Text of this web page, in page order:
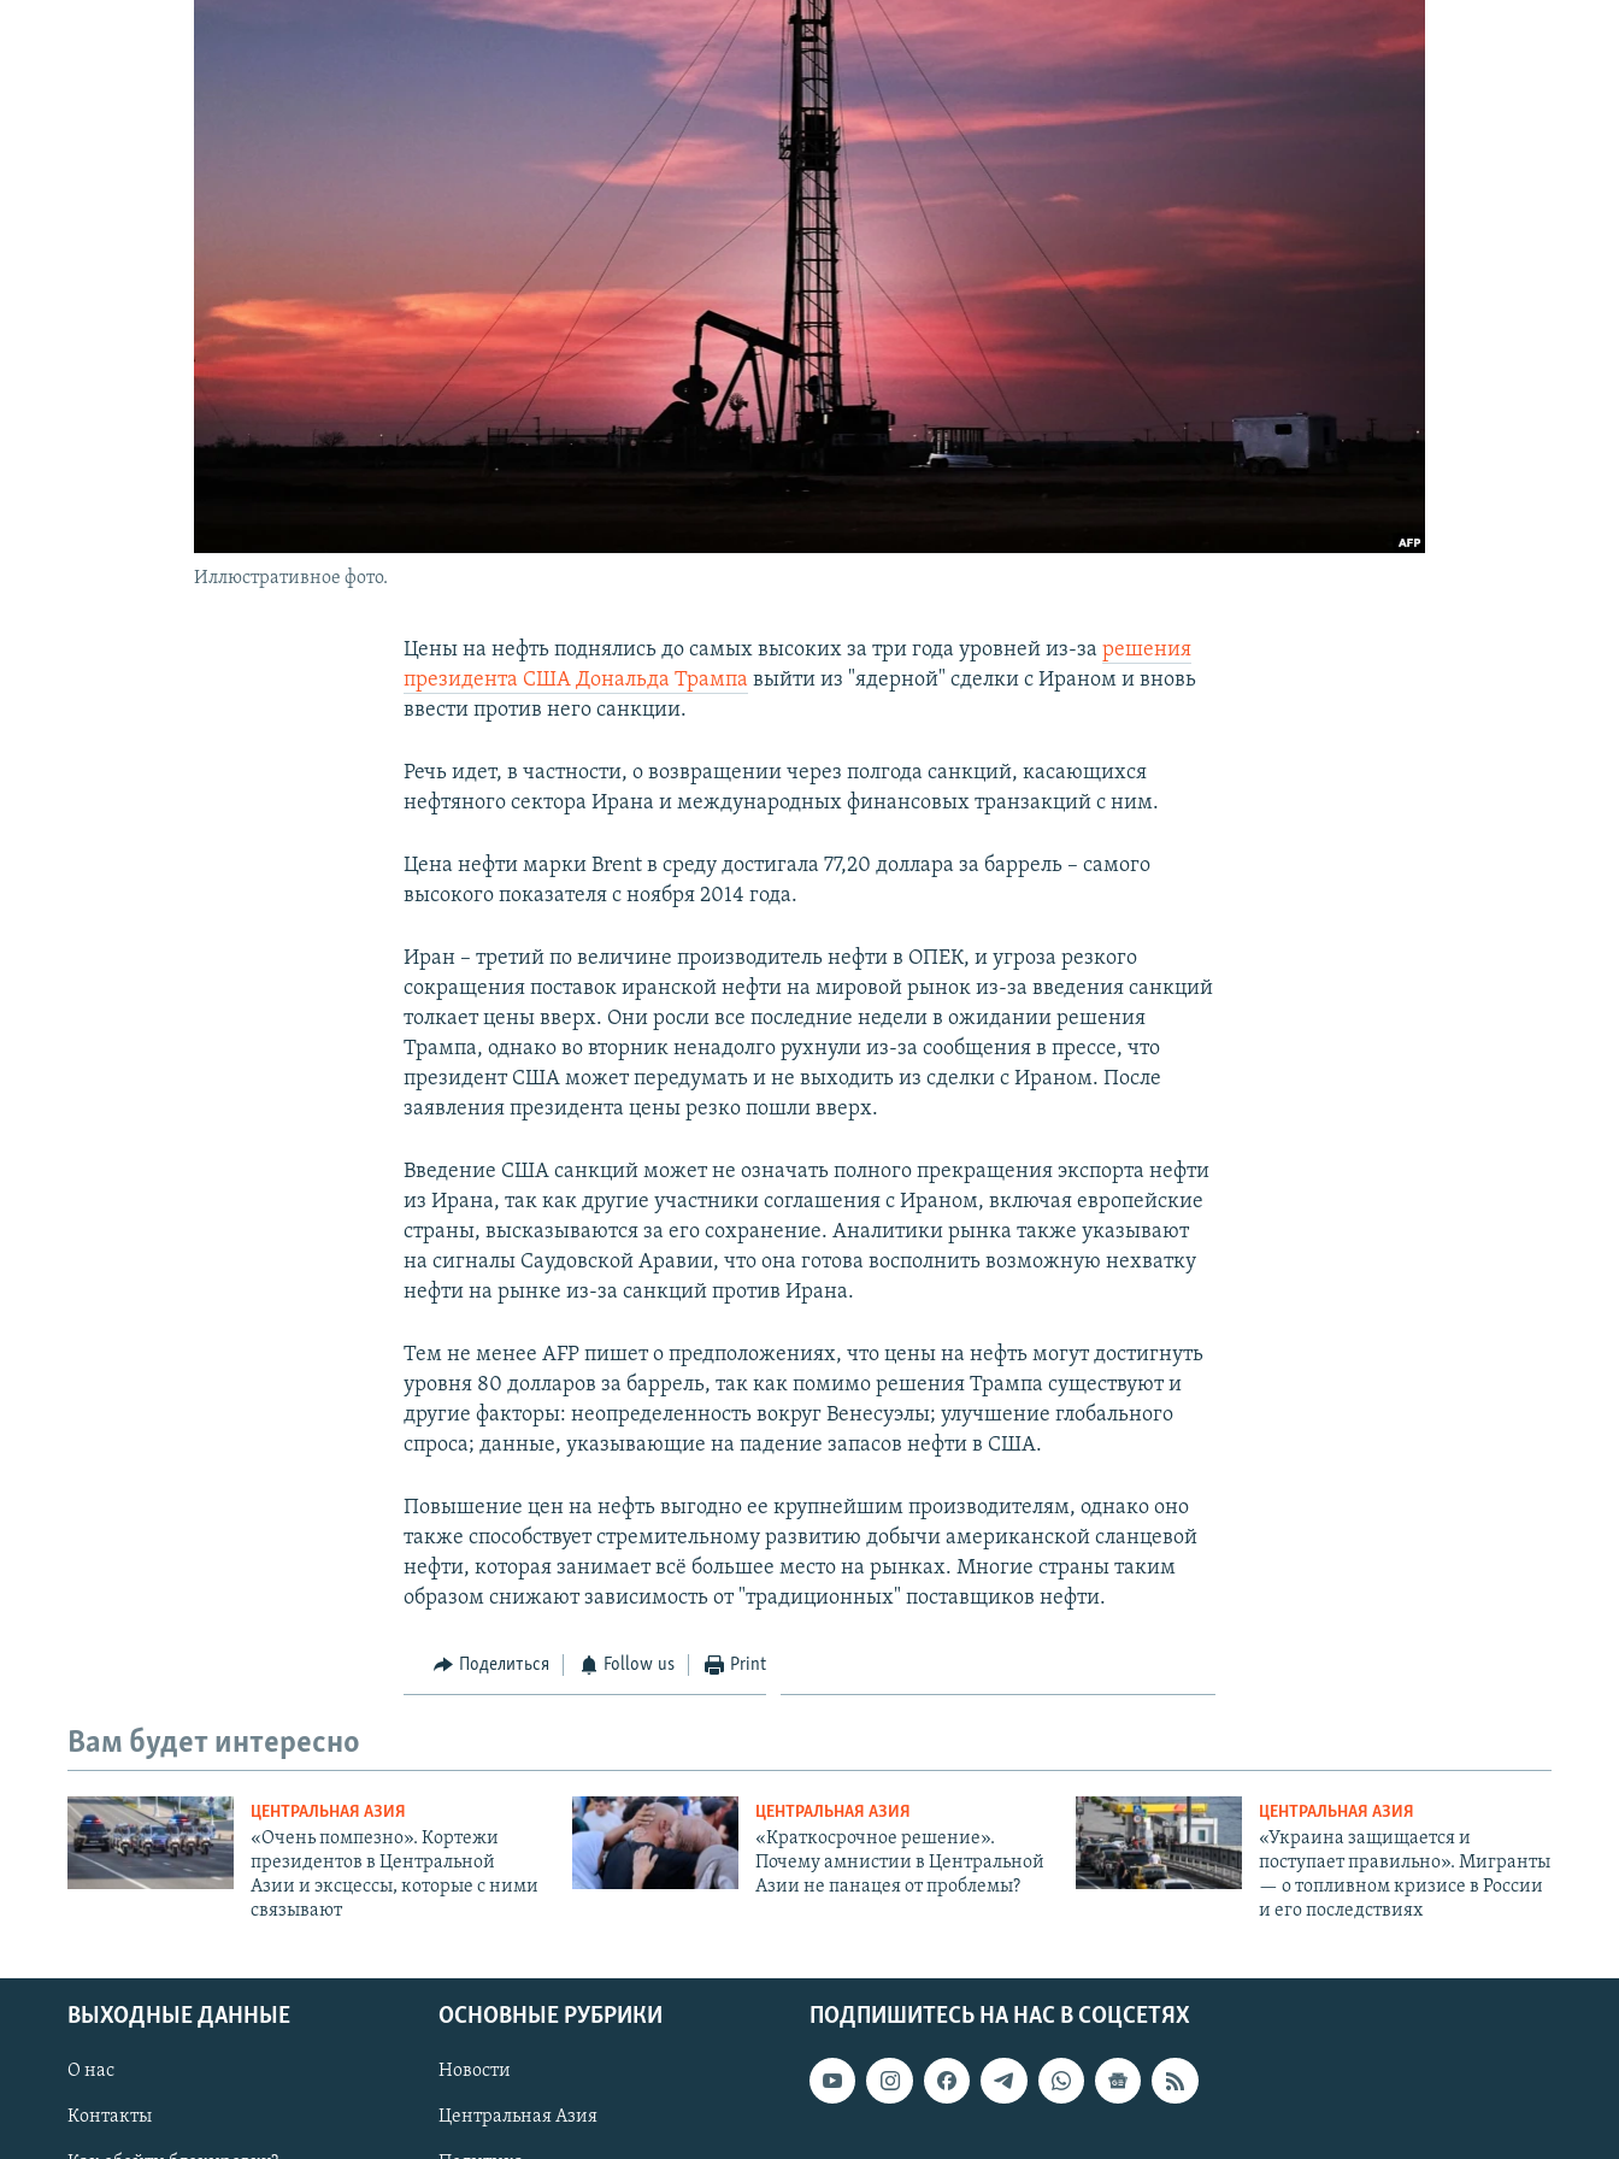
Иллюстративное фото.
Цены на нефть поднялись до самых высоких за три года уровней из-зарешения
президента США Дональда Трампа выйти из "ядерной" сделки с Ираном и вновь
ввести против него санкции.
Речь идет, в частности, о возвращении через полгода санкций, касающихся
нефтяного сектора Ирана и международных финансовых транзакций с ним.
Цена нефти марки Brent в среду достигала 77,20 доллара за баррель – самого
высокого показателя с ноября 2014 года.
Иран – третий по величине производитель нефти в ОПЕК, и угроза резкого
сокращения поставок иранской нефти на мировой рынок из-за введения санкций
толкает цены вверх. Они росли все последние недели в ожидании решения
Трампа, однако во вторник ненадолго рухнули из-за сообщения в прессе, что
президент США может передумать и не выходить из сделки с Ираном. После
заявления президента цены резко пошли вверх.
Введение США санкций может не означать полного прекращения экспорта нефти
из Ирана, так как другие участники соглашения с Ираном, включая европейские
страны, высказываются за его сохранение. Аналитики рынка также указывают
на сигналы Саудовской Аравии, что она готова восполнить возможную нехватку
нефти на рынке из-за санкций против Ирана.
Тем не менее AFP пишет о предположениях, что цены на нефть могут достигнуть
уровня 80 долларов за баррель, так как помимо решения Трампа существуют и
другие факторы: неопределенность вокруг Венесуэлы; улучшение глобального
спроса; данные, указывающие на падение запасов нефти в США.
Повышение цен на нефть выгодно ее крупнейшим производителям, однако оно
также способствует стремительному развитию добычи американской сланцевой
нефти, которая занимает всё большее место на рынках. Многие страны таким
образом снижают зависимость от "традиционных" поставщиков нефти.
Поделиться Follow us Print
Вам будет интересно
ЦЕНТРАЛЬНАЯ АЗИЯ
«Очень помпезно». Кортежи
президентов в Центральной
Азии и эксцессы, которые с ними
связывают
ЦЕНТРАЛЬНАЯ АЗИЯ
«Краткосрочное решение».
Почему амнистии в Центральной
Азии не панацея от проблемы?
ЦЕНТРАЛЬНАЯ АЗИЯ
«Украина защищается и
поступает правильно». Мигранты
— о топливном кризисе в России
и его последствиях
ПОДПИШИТЕСЬ НА НАС В СОЦСЕТЯХ
ВЫХОДНЫЕ ДАННЫЕ
О нас
Контакты
ОСНОВНЫЕ РУБРИКИ
Новости
Центральная Азия